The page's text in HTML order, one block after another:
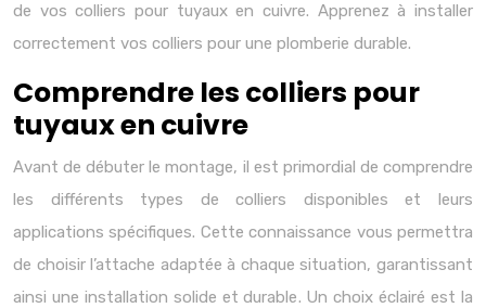
de vos colliers pour tuyaux en cuivre. Apprenez à installer
correctement vos colliers pour une plomberie durable.
Comprendre les colliers pour
tuyaux en cuivre
Avant de débuter le montage, il est primordial de comprendre
les différents types de colliers disponibles et leurs
applications spécifiques. Cette connaissance vous permettra
de choisir l’attache adaptée à chaque situation, garantissant
ainsi une installation solide et durable. Un choix éclairé est la